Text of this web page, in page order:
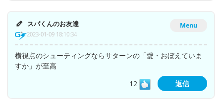
Menu
スパくんのお友達
2023-01-09 18:10:34
横視点のシューティングならサターンの「愛・おぼえていま
すか」が至高
12
返信